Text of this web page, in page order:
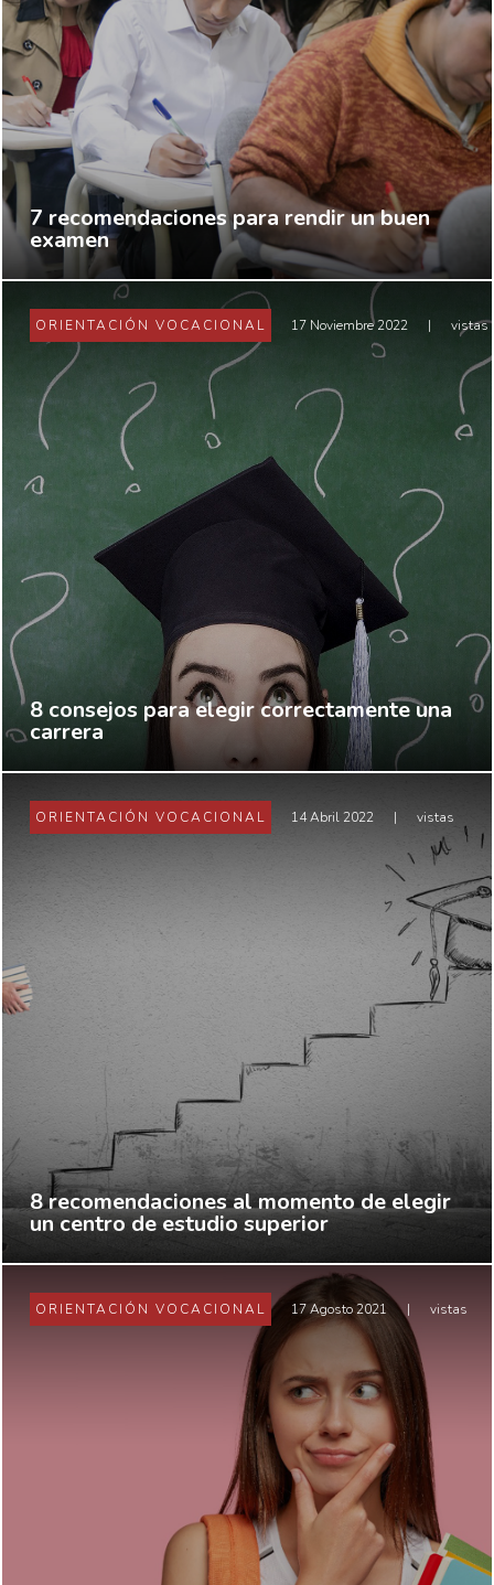
7 recomendaciones para rendir un buen
examen
ORIENTACIÓN VOCACIONAL 17 Noviembre 2022 | vistas
8 consejos para elegir correctamente una
carrera
ORIENTACIÓN VOCACIONAL 14 Abril 2022 | vistas
8 recomendaciones al momento de elegir
un centro de estudio superior
ORIENTACIÓN VOCACIONAL 17 Agosto 2021 | vistas